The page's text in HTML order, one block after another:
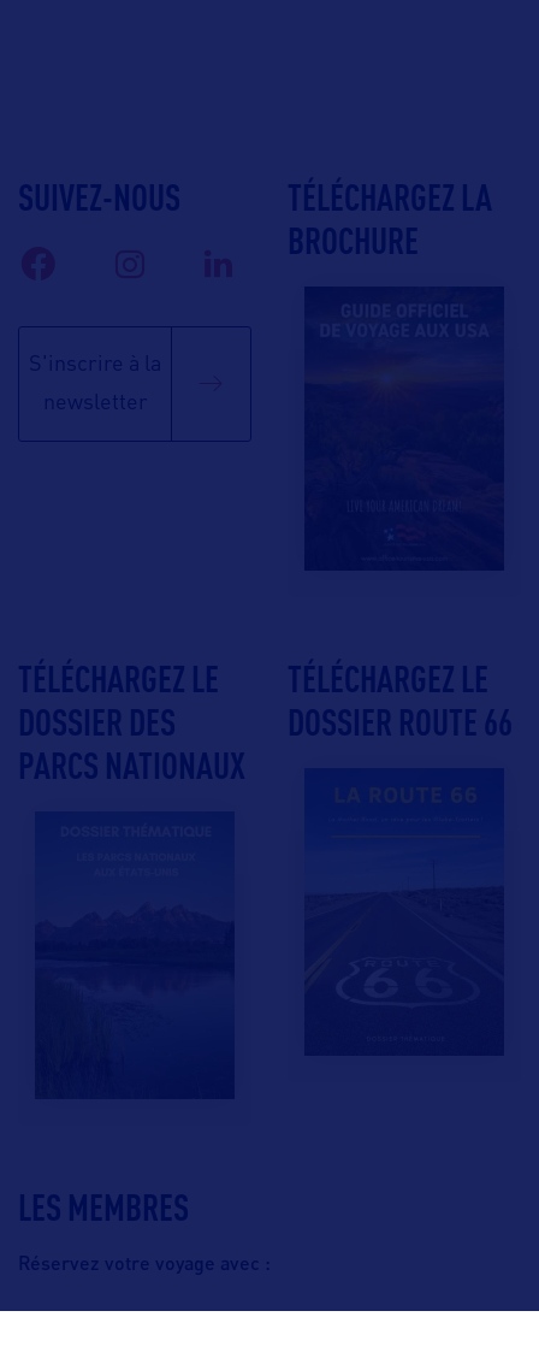
LES MEMBRES
Réservez votre voyage avec :
SUIVEZ-NOUS
S'inscrire à la
newsletter
TÉLÉCHARGEZ LA
BROCHURE
TÉLÉCHARGEZ LE
DOSSIER DES
PARCS NATIONAUX
TÉLÉCHARGEZ LE
DOSSIER ROUTE 66